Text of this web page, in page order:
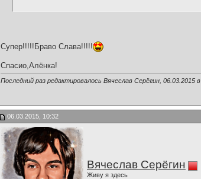
Супер!!!!!Браво Слава!!!!!
Спасио,Алёнка!
Последний раз редактировалось Вячеслав Серёгин, 06.03.2015 в
06.03.2015, 10:32
Вячеслав Серёгин
Живу я здесь